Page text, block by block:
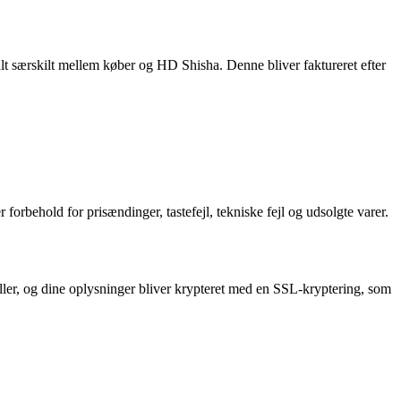
særskilt mellem køber og HD Shisha. Denne bliver faktureret efter
for prisændinger, tastefejl, tekniske fejl og udsolgte varer.
og dine oplysninger bliver krypteret med en SSL-kryptering, som